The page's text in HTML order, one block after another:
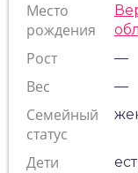
Место
рождения
Рост —
Вес —
Семейный
статус
Дети